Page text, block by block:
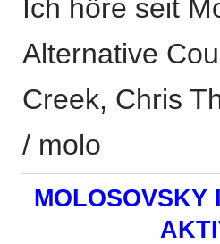
Ich höre seit
Alternative
Creek, Chris
/ molo
MOLOSOVSKY